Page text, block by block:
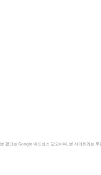
본 광고는 Google 애드센스 광고이며, 본 사이트와는 무